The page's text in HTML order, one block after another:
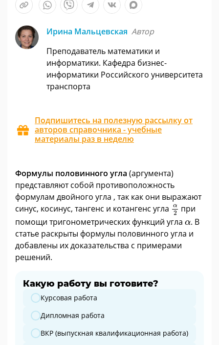
Ирина Мальцевская Автор
Преподаватель математики и
информатики. Кафедра бизнес-
информатики Российского университета
транспорта
Подпишитесь на полезную рассылку от
авторов справочника - учебные
материалы раз в неделю
Формулы половинного угла (аргумента)
представляют собой противоположность
формулам двойного угла , так как они выражают
синус, косинус, тангенс и котангенс угла
α
2
α2при
помощи тригонометрических функций угла α
α. В
статье раскрыты формулы половинного угла и
добавлены их доказательства с примерами
решений.
Какую работу вы готовите?
Какую работу вы готовите?
Курсовая работа
Дипломная работа
ВКР (выпускная квалификационная работа)